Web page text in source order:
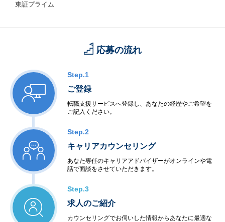
東証プライム
応募の流れ
Step.1
ご登録
転職支援サービスへ登録し、あなたの経歴やご希望を
ご記入ください。
Step.2
キャリアカウンセリング
あなた専任のキャリアアドバイザーがオンラインや電
話で面談をさせていただきます。
Step.3
求人のご紹介
カウンセリングでお伺いした情報からあなたに最適な